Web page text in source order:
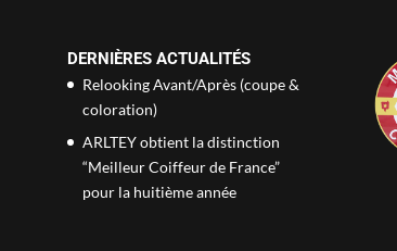
DERNIÈRES ACTUALITÉS
Relooking Avant/Après (coupe &
coloration)
ARLTEY obtient la distinction
“Meilleur Coiffeur de France”
pour la huitième année